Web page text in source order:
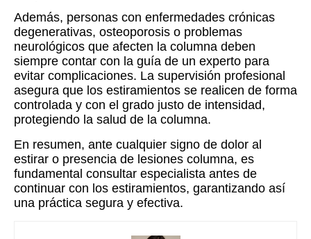
Además, personas con enfermedades crónicas
degenerativas, osteoporosis o problemas
neurológicos que afecten la columna deben
siempre contar con la guía de un experto para
evitar complicaciones. La supervisión profesional
asegura que los estiramientos se realicen de forma
controlada y con el grado justo de intensidad,
protegiendo la salud de la columna.
En resumen, ante cualquier signo de dolor al
estirar o presencia de lesiones columna, es
fundamental consultar especialista antes de
continuar con los estiramientos, garantizando así
una práctica segura y efectiva.